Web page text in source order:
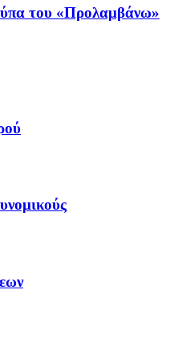
του «Προλαμβάνω»